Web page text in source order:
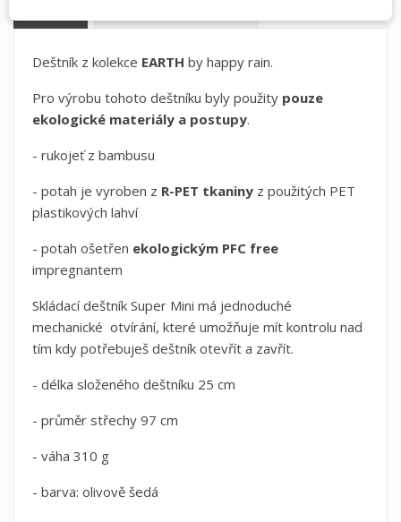
Deštník z kolekce EARTH by happy rain.
Pro výrobu tohoto deštníku byly použity pouze
ekologické materiály a postupy.
- rukojeť z bambusu
- potah je vyroben z R-PET tkaniny z použitých PET
plastikových lahví
- potah ošetřen ekologickým PFC free
impregnantem
Skládací deštník Super Mini má jednoduché
mechanické otvírání, které umožňuje mít kontrolu nad
tím kdy potřebuješ deštník otevřít a zavřít.
- délka složeného deštníku 25 cm
- průměr střechy 97 cm
- váha 310 g
- barva: olivově šedá